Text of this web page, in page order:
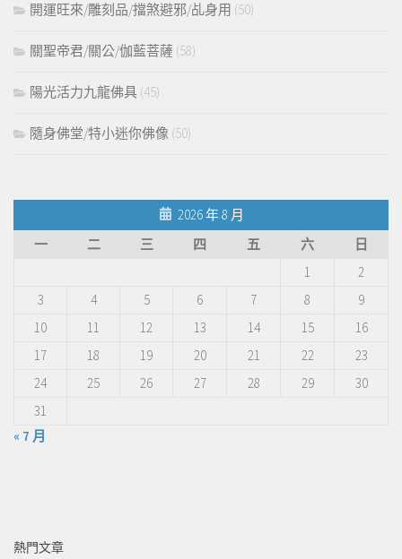
開運旺來/雕刻品/擋煞避邪/乩身用 (50)
關聖帝君/關公/伽藍菩薩 (58)
陽光活力九龍佛具 (45)
隨身佛堂/特小迷你佛像 (50)
2026 年 8 月
一
二 三 四 五 六
日
1
2
3
4 5 6 7 8
9
10
11 12 13 14 15
16
17
18 19 20 21 22
23
24
25 26 27 28 29
30
31
« 7 月
熱門文章